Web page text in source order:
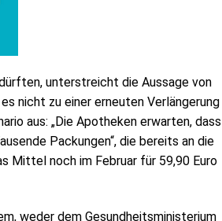
unterstreicht die Aussage von
nicht zu einer erneuten Verlängerung
aus: „Die Apotheken erwarten, dass
Packungen“, die bereits an die
Mittel noch im Februar für 59,90 Euro
weder dem Gesundheitsministerium